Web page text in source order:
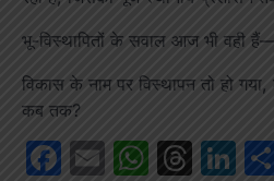
भू-विस्थापितों के सवाल आज भी वही
विकास के नाम पर विस्थापन तो हो
कब तक?
Facebook
Email